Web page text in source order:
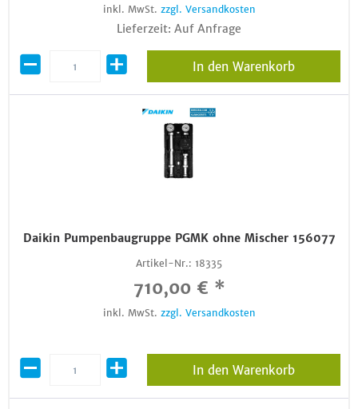
inkl. MwSt. zzgl. Versandkosten
Lieferzeit: Auf Anfrage
In den Warenkorb
Daikin Pumpenbaugruppe PGMK ohne Mischer 156077
Artikel-Nr.: 18335
710,00 € *
inkl. MwSt. zzgl. Versandkosten
In den Warenkorb